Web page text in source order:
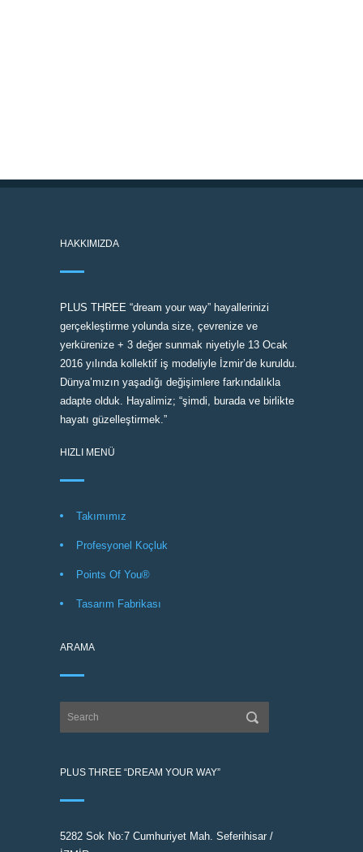
HAKKIMIZDA
PLUS THREE “dream your way” hayallerinizi
gerçekleştirme yolunda size, çevrenize ve
yerkürenize + 3 değer sunmak niyetiyle 13 Ocak
2016 yılında kollektif iş modeliyle İzmir’de kuruldu.
Dünya’mızın yaşadığı değişimlere farkındalıkla
adapte olduk. Hayalimiz; “şimdi, burada ve birlikte
hayatı güzelleştirmek.”
HIZLI MENÜ
Takımımız
Profesyonel Koçluk
Points Of You®
Tasarım Fabrikası
ARAMA
PLUS THREE “DREAM YOUR WAY”
5282 Sok No:7 Cumhuriyet Mah. Seferihisar /